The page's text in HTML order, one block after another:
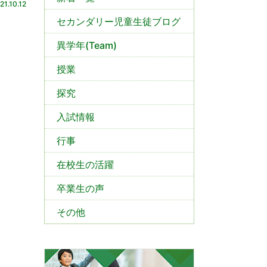
セカンダリー児童生徒ブログ
異学年(Team)
授業
探究
入試情報
行事
在校生の活躍
卒業生の声
その他